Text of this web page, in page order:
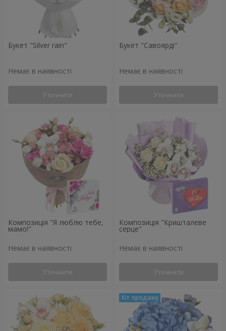
Букет "Silver rain"
Немає в наявності
Уточнити
Букет "Савоярді"
Немає в наявності
Уточнити
Композиція "Я люблю тебе,
мамо!"
Немає в наявності
Уточнити
Композиція "Кришталеве
серце"
Немає в наявності
Уточнити